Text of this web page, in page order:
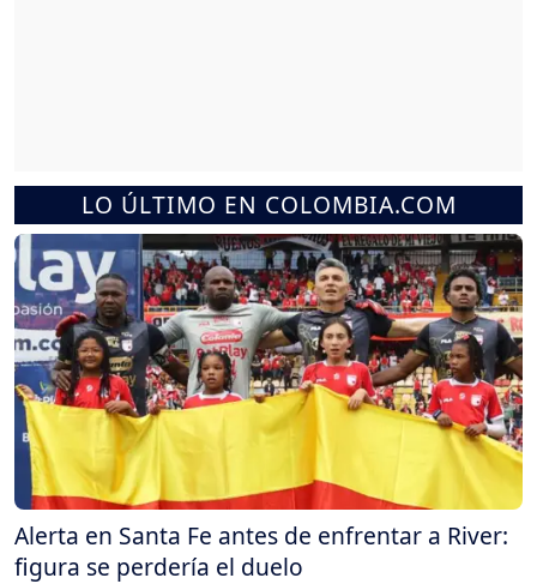
LO ÚLTIMO EN COLOMBIA.COM
Alerta en Santa Fe antes de enfrentar a River:
figura se perdería el duelo